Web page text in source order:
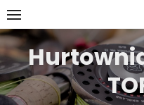
Skip
to
content